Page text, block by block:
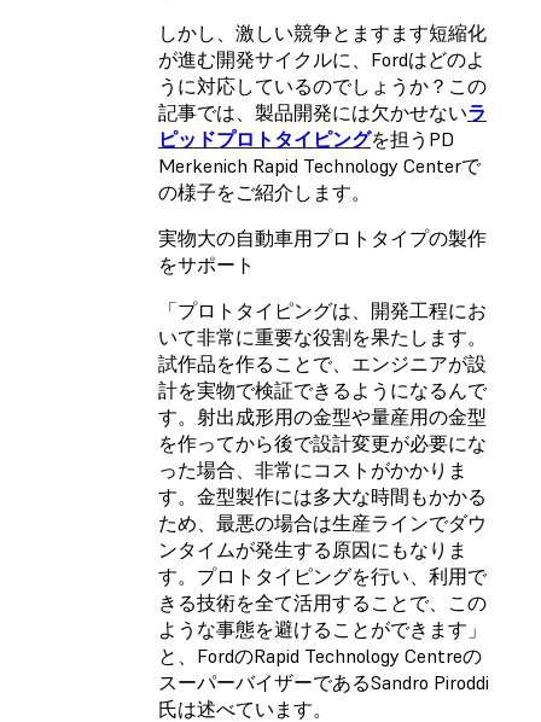
しかし、激しい競争とますます短縮化
が進む開発サイクルに、Fordはどのよ
うに対応しているのでしょうか？この
記事では、製品開発には欠かせないラ
ピッドプロトタイピングを担うPD
Merkenich Rapid Technology Centerで
の様子をご紹介します。
実物大の自動車用プロトタイプの製作
をサポート
「プロトタイピングは、開発工程にお
いて非常に重要な役割を果たします。
試作品を作ることで、エンジニアが設
計を実物で検証できるようになるんで
す。射出成形用の金型や量産用の金型
を作ってから後で設計変更が必要にな
った場合、非常にコストがかかりま
す。金型製作には多大な時間もかかる
ため、最悪の場合は生産ラインでダウ
ンタイムが発生する原因にもなりま
す。プロトタイピングを行い、利用で
きる技術を全て活用することで、この
ような事態を避けることができます」
と、FordのRapid Technology Centreの
スーパーバイザーであるSandro Piroddi
氏は述べています。